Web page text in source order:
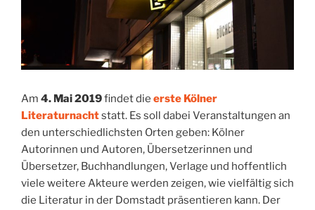
Am 4. Mai 2019findet die erste Kölner
Literaturnachtstatt. Es soll dabei Veranstaltungen an
den unterschiedlichsten Orten geben: Kölner
Autorinnen und Autoren, Übersetzerinnen und
Übersetzer, Buchhandlungen, Verlage und hoffentlich
viele weitere Akteure werden zeigen, wie vielfältig sich
die Literatur in der Domstadt präsentieren kann. Der